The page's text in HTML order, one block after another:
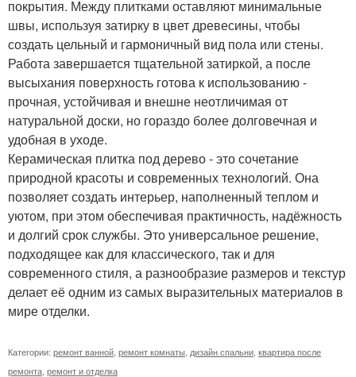
покрытия. Между плитками оставляют минимальные
швы, используя затирку в цвет древесины, чтобы
создать цельный и гармоничный вид пола или стены.
Работа завершается тщательной затиркой, а после
высыхания поверхность готова к использованию -
прочная, устойчивая и внешне неотличимая от
натуральной доски, но гораздо более долговечная и
удобная в уходе.
Керамическая плитка под дерево - это сочетание
природной красоты и современных технологий. Она
позволяет создать интерьер, наполненный теплом и
уютом, при этом обеспечивая практичность, надёжность
и долгий срок службы. Это универсальное решение,
подходящее как для классического, так и для
современного стиля, а разнообразие размеров и текстур
делает её одним из самых выразительных материалов в
мире отделки.
Категории: ремонт ванной ремонт комнаты дизайн спальни квартира после
ремонта ремонт и отделка